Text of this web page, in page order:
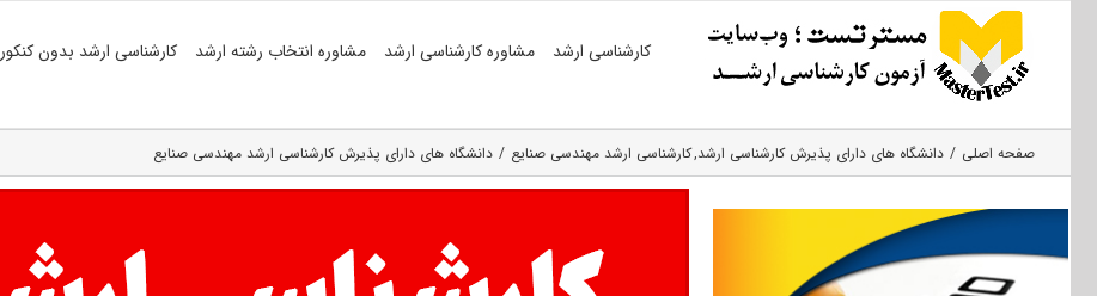
کارشناسی ارشد مشاوره کارشناسی ارشد مشاوره انتخاب رشته ارشد کارشناسی ارشد بدون کنکور
صفحه اصلی دانشگاه های دارای پذیرش کارشناسی ارشد کارشناسی ارشد مهندسی صنایع دانشگاه های دارای پذیرش کارشناسی ارشد مهندسی صنایع